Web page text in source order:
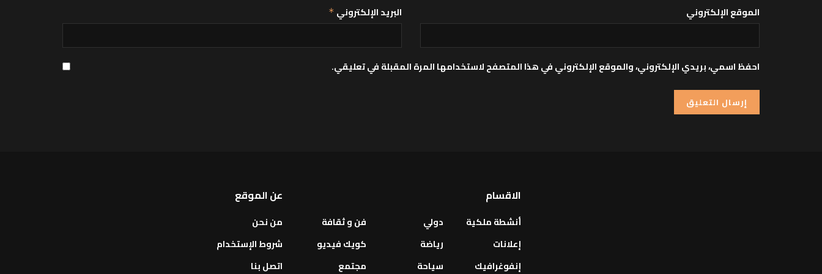
البريد الإلكتروني * الموقع الإلكتروني
احفظ اسمي، بريدي الإلكتروني، والموقع الإلكتروني في هذا المتصفح لاستخدامها المرة المقبلة في تعليقي.
الاقسام
أنشطة ملكية
إعلانات
إنفوغرافيك
دولي
رياضة
سياحة
فن و ثقافة
كويك فيديو
مجتمع
عن الموقع
من نحن
شروط الإستخدام
اتصل بنا